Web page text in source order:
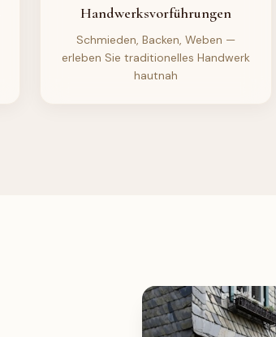
Handwerksvorführungen
Schmieden, Backen, Weben —
erleben Sie traditionelles Handwerk
hautnah